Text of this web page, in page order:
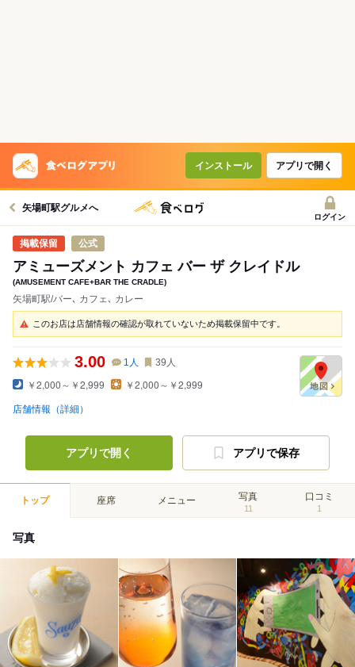
インストール アプリで開く
矢場町駅グルメへ
ログイン
公式
アミューズメント カフェ バー ザ クレイドル
(AMUSEMENT CAFE+BAR THE CRADLE)
矢場町駅/バー､ カフェ､ カレー
このお店は店舗情報の確認が取れていないため掲載保留中です。
3.00 1 人 39 人
￥2,000～￥2,999 ￥2,000～￥2,999
店舗情報（詳細）
アプリで開く アプリで保存
トップ 座席 メニュー 写真
11
口コミ
1
写真